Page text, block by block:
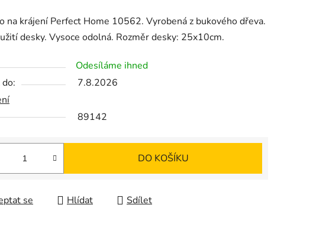
na krájení Perfect Home 10562. Vyrobená z bukového dřeva.
desky. Vysoce odolná. Rozměr desky: 25x10cm.
Odesíláme ihned
7.8.2026
89142
DO KOŠÍKU
se Hlídat Sdílet